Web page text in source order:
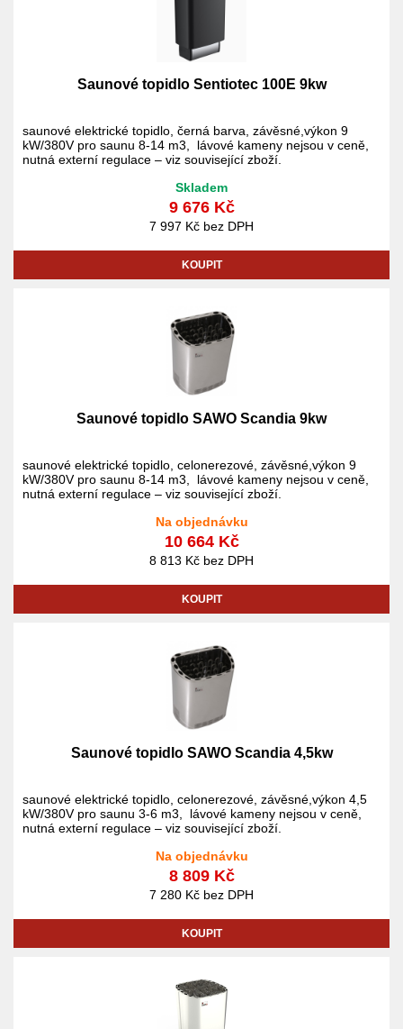
Saunové topidlo Sentiotec 100E 9kw
saunové elektrické topidlo, černá barva, závěsné,výkon 9
kW/380V pro saunu 8-14 m3, lávové kameny nejsou v ceně,
nutná externí regulace – viz související zboží.
Skladem
9 676 Kč
7 997 Kč bez DPH
KOUPIT
Saunové topidlo SAWO Scandia 9kw
saunové elektrické topidlo, celonerezové, závěsné,výkon 9
kW/380V pro saunu 8-14 m3, lávové kameny nejsou v ceně,
nutná externí regulace – viz související zboží.
Na objednávku
10 664 Kč
8 813 Kč bez DPH
KOUPIT
Saunové topidlo SAWO Scandia 4,5kw
saunové elektrické topidlo, celonerezové, závěsné,výkon 4,5
kW/380V pro saunu 3-6 m3, lávové kameny nejsou v ceně,
nutná externí regulace – viz související zboží.
Na objednávku
8 809 Kč
7 280 Kč bez DPH
KOUPIT